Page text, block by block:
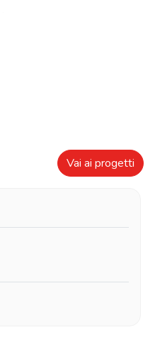
Vai ai progetti